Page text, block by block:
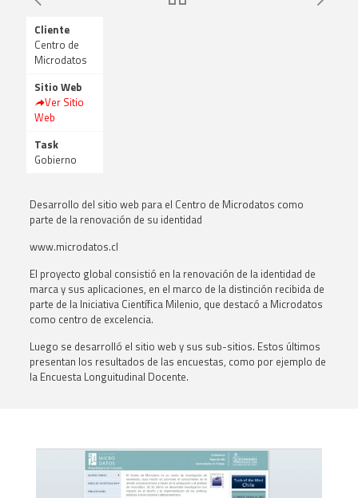
Cliente
Centro de
Microdatos
Sitio Web
Ver Sitio
Web
Task
Gobierno
Desarrollo del sitio web para el Centro de Microdatos como
parte de la renovación de su identidad
www.microdatos.cl
El proyecto global consistió en la renovación de la identidad de
marca y sus aplicaciones, en el marco de la distinción recibida de
parte de la Iniciativa Científica Milenio, que destacó a Microdatos
como centro de excelencia.
Luego se desarrolló el sitio web y sus sub-sitios. Estos últimos
presentan los resultados de las encuestas, como por ejemplo de
la Encuesta Longuitudinal Docente.